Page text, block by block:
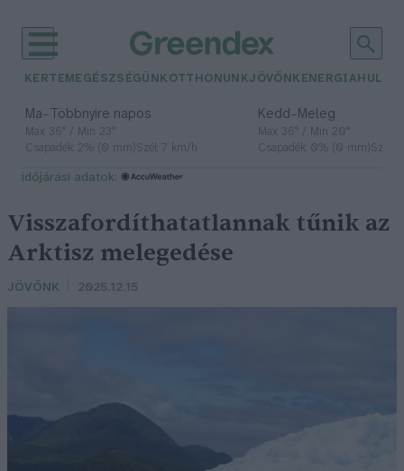
KERTEM EGÉSZSÉGÜNK OTTHONUNKJÖVŐNK ENERGIA
Ma– Többnyire napos
Max 36° / Min 23°
Csapadék: 2% (0 mm)Szél: 7 km/h
Kedd– Meleg
Max 36° / Min 20°
Csapadék: 0% (0 mm)Szél:
időjárási adatok:
Visszafordíthatatlannak tűnik az
Arktisz melegedése
JÖVŐNK 2025.12.15